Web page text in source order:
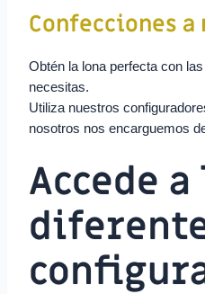
Confecciones a
Obtén la lona perfecta con
necesitas.
Utiliza nuestros
nosotros nos encarguemos
Accede a